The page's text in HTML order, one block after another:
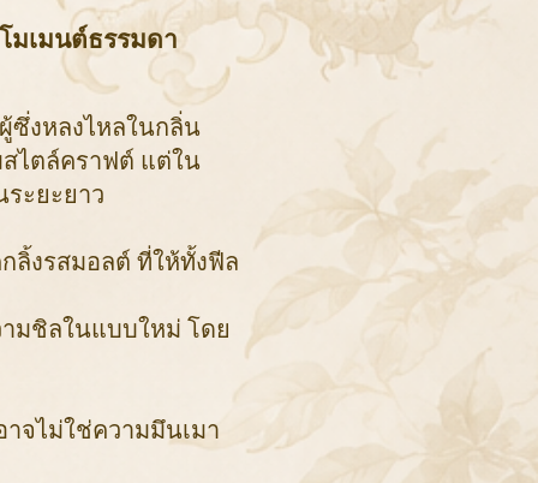
มเมนต์ธรรมดา
ซึ่งหลงไหลในกลิ่น
สไตล์คราฟต์ แต่ใน
ะยะยาว
ลิ้งรสมอลต์ ที่ให้ทั้งฟีล
มชิลในแบบใหม่ โดย
าจไม่ใช่ความมึนเมา